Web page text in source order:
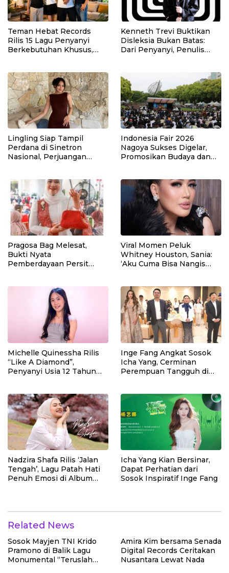
Teman Hebat Records
Rilis 15 Lagu Penyanyi
Berkebutuhan Khusus,
Kenneth Trevi Buktikan
Disleksia Bukan Batas:
Dari Penyanyi, Penulis
Lingling Siap Tampil
Perdana di Sinetron
Nasional, Perjuangan
Indonesia Fair 2026
Nagoya Sukses Digelar,
Promosikan Budaya dan
Pragosa Bag Melesat,
Bukti Nyata
Pemberdayaan Persit
Viral Momen Peluk
Whitney Houston, Sania:
‘Aku Cuma Bisa Nangis
Michelle Quinessha Rilis
“Like A Diamond”,
Penyanyi Usia 12 Tahun
Inge Fang Angkat Sosok
Icha Yang, Cerminan
Perempuan Tangguh di
Nadzira Shafa Rilis ‘Jalan
Tengah’, Lagu Patah Hati
Penuh Emosi di Album
Icha Yang Kian Bersinar,
Dapat Perhatian dari
Sosok Inspiratif Inge Fang
Related News
Sosok Mayjen TNI Krido
Pramono di Balik Lagu
Monumental “Teruslah
Amira Kim bersama Senada
Digital Records Ceritakan
Nusantara Lewat Nada